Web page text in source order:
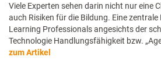
Viele Experten sehen darin nicht nur eine
auch Risiken für die Bildung. Eine
Learning Professionals angesichts der
Technologie Handlungsfähigkeit bzw.
zum Artikel